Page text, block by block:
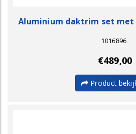
Aluminium daktrim set met
1016896
€489,00
Product